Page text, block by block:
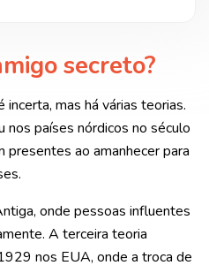
secreto?
mas há várias teorias.
nos países nórdicos no século
presentes ao amanhecer para
onde pessoas influentes
A terceira teoria
nos EUA, onde a troca de